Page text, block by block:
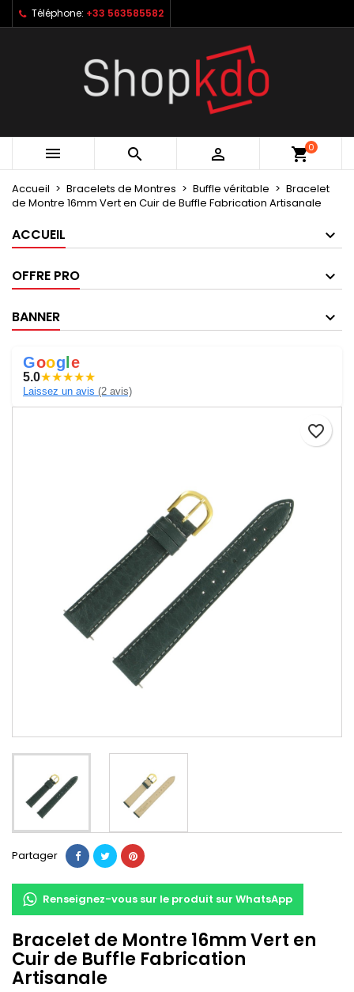
Téléphone: +33 563585582
   shopping_cart0
Accueil Bracelets de Montres Buffle véritable
Bracelet
de Montre 16mm Vert en Cuir de Buffle Fabrication Artisanale
ACCUEIL
OFFRE PRO
BANNER
Goog e
5.0★★★★★
Laissez un avis (2 avis)
Partager
Renseignez-vous sur le produit sur WhatsApp
Bracelet de Montre 16mm Vert en
Cuir de Buffle Fabrication
Artisanale
favorite_border
My wishlists ×
Create new list
Créer une liste d'envies ×
Nom de la liste d'envies
Annuler Créer une liste d'envies
Connexion ×
Vous devez être connecté pour ajouter des produits
à votre liste d'envies.
Annuler Connexion